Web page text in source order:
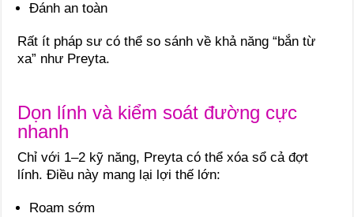
Đánh an toàn
Rất ít pháp sư có thể so sánh về khả năng “bắn từ
xa” như Preyta.
Dọn lính và kiểm soát đường cực
nhanh
Chỉ với 1–2 kỹ năng, Preyta có thể xóa sổ cả đợt
lính. Điều này mang lại lợi thế lớn:
Roam sớm